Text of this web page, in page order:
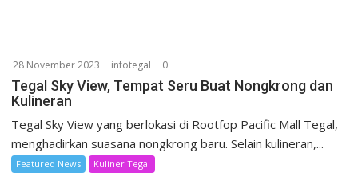
28 November 2023 infotegal 0
Tegal Sky View, Tempat Seru Buat Nongkrong dan
Kulineran
Tegal Sky View yang berlokasi di Rootfop Pacific Mall Tegal,
menghadirkan suasana nongkrong baru. Selain kulineran,...
Featured News Kuliner Tegal